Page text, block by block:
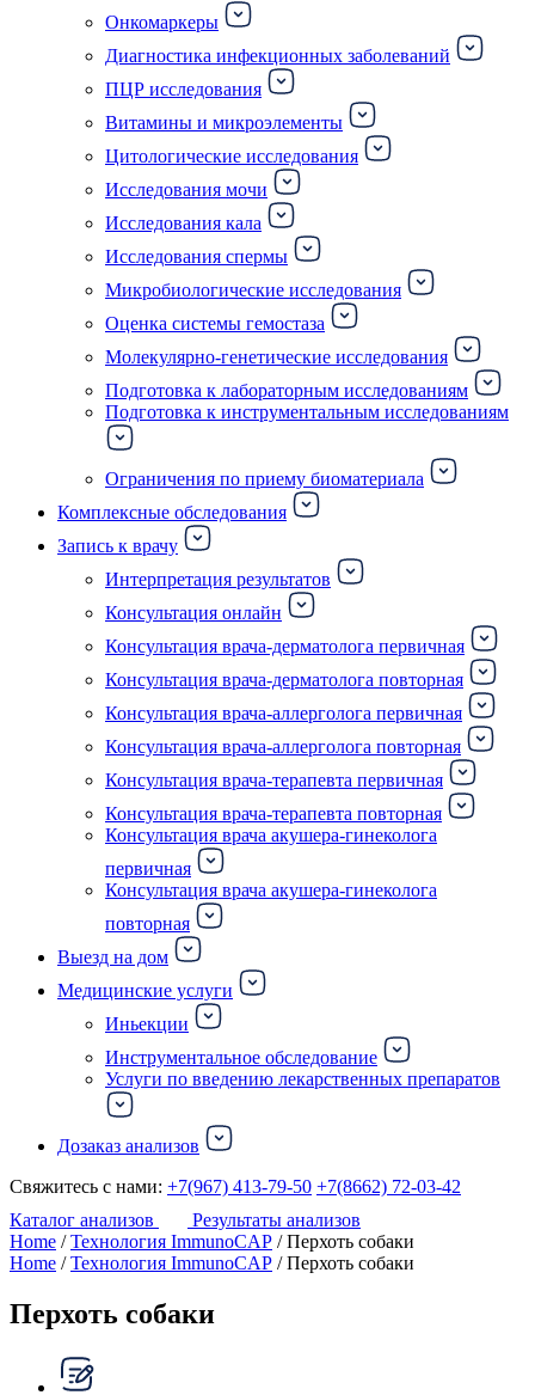
Онкомаркеры
Диагностика инфекционных заболеваний
ПЦР исследования
Витамины и микроэлементы
Цитологические исследования
Исследования мочи
Исследования кала
Исследования спермы
Микробиологические исследования
Оценка системы гемостаза
Молекулярно-генетические исследования
Подготовка к лабораторным исследованиям
Подготовка к инструментальным исследованиям
Ограничения по приему биоматериала
Комплексные обследования
Запись к врачу
Интерпретация результатов
Консультация онлайн
Консультация врача-дерматолога первичная
Консультация врача-дерматолога повторная
Консультация врача-аллерголога первичная
Консультация врача-аллерголога повторная
Консультация врача-терапевта первичная
Консультация врача-терапевта повторная
Консультация врача акушера-гинеколога
первичная
Консультация врача акушера-гинеколога
повторная
Выезд на дом
Медицинские услуги
Иньекции
Инструментальное обследование
Услуги по введению лекарственных препаратов
Дозаказ анализов
Свяжитесь с нами: +7(967) 413-79-50 +7(8662) 72-03-42
Каталог анализов
Результаты анализов
Home /Технология ImmunoCAP / Перхоть собаки
Home /Технология ImmunoCAP / Перхоть собаки
Перхоть собаки